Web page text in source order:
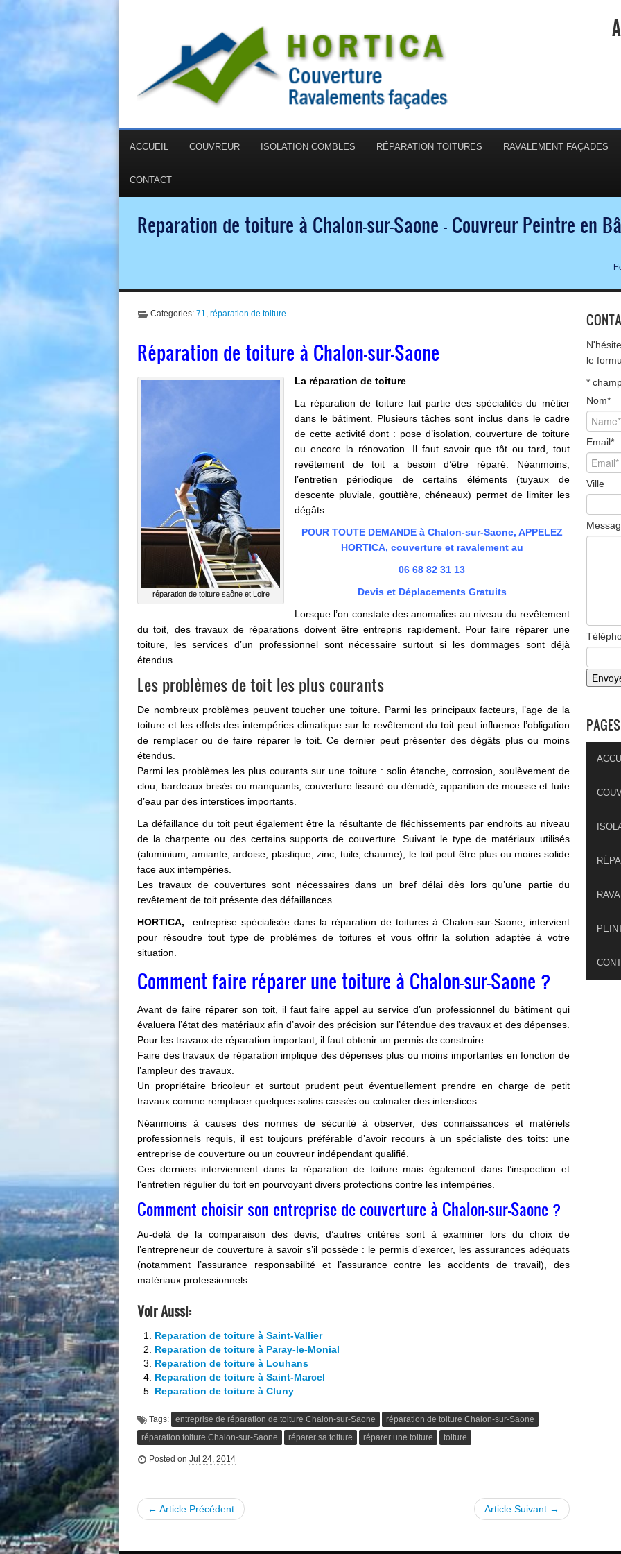
ACCUEIL COUVREUR ISOLATION COMBLES RÉPARATION TOITURES RAVALEMENT FAÇADES
CONTACT
Reparation de toiture à Chalon-sur-Saone - Couvreur Peintre en
Categories: 71, réparation de toiture
Réparation de toiture à Chalon-sur-Saone
réparation de toiture saône et Loire
La réparation de toiture
La réparation de toiture fait partie des spécialités du métier
dans le bâtiment. Plusieurs tâches sont inclus dans le cadre
de cette activité dont : pose d’isolation, couverture de toiture
ou encore la rénovation. Il faut savoir que tôt ou tard, tout
revêtement de toit a besoin d’être réparé. Néanmoins,
l’entretien périodique de certains éléments (tuyaux de
descente pluviale, gouttière, chéneaux) permet de limiter les
dégâts.
POUR TOUTE DEMANDE à Chalon-sur-Saone, APPELEZ
HORTICA, couverture et ravalement au
06 68 82 31 13
Devis et Déplacements Gratuits
Lorsque l’on constate des anomalies au niveau du revêtement
du toit, des travaux de réparations doivent être entrepris rapidement. Pour faire réparer une
toiture, les services d’un professionnel sont nécessaire surtout si les dommages sont déjà
étendus.
Les problèmes de toit les plus courants
De nombreux problèmes peuvent toucher une toiture. Parmi les principaux facteurs, l’age de la
toiture et les effets des intempéries climatique sur le revêtement du toit peut influence l’obligation
de remplacer ou de faire réparer le toit. Ce dernier peut présenter des dégâts plus ou moins
étendus.
Parmi les problèmes les plus courants sur une toiture : solin étanche, corrosion, soulèvement de
clou, bardeaux brisés ou manquants, couverture fissuré ou dénudé, apparition de mousse et fuite
d’eau par des interstices importants.
La défaillance du toit peut également être la résultante de fléchissements par endroits au niveau
de la charpente ou des certains supports de couverture. Suivant le type de matériaux utilisés
(aluminium, amiante, ardoise, plastique, zinc, tuile, chaume), le toit peut être plus ou moins solide
face aux intempéries.
Les travaux de couvertures sont nécessaires dans un bref délai dès lors qu’une partie du
revêtement de toit présente des défaillances.
HORTICA, entreprise spécialisée dans la réparation de toitures à Chalon-sur-Saone, intervient
pour résoudre tout type de problèmes de toitures et vous offrir la solution adaptée à votre
situation.
Comment faire réparer une toiture à Chalon-sur-Saone ?
Avant de faire réparer son toit, il faut faire appel au service d’un professionnel du bâtiment qui
évaluera l’état des matériaux afin d’avoir des précision sur l’étendue des travaux et des dépenses.
Pour les travaux de réparation important, il faut obtenir un permis de construire.
Faire des travaux de réparation implique des dépenses plus ou moins importantes en fonction de
l’ampleur des travaux.
Un propriétaire bricoleur et surtout prudent peut éventuellement prendre en charge de petit
travaux comme remplacer quelques solins cassés ou colmater des interstices.
Néanmoins à causes des normes de sécurité à observer, des connaissances et matériels
professionnels requis, il est toujours préférable d’avoir recours à un spécialiste des toits: une
entreprise de couverture ou un couvreur indépendant qualifié.
Ces derniers interviennent dans la réparation de toiture mais également dans l’inspection et
l’entretien régulier du toit en pourvoyant divers protections contre les intempéries.
Comment choisir son entreprise de couverture à Chalon-sur-Saone ?
Au-delà de la comparaison des devis, d’autres critères sont à examiner lors du choix de
l’entrepreneur de couverture à savoir s’il possède : le permis d’exercer, les assurances adéquats
(notamment l’assurance responsabilité et l’assurance contre les accidents de travail), des
matériaux professionnels.
Voir Aussi:
Reparation de toiture à Saint-Vallier
Reparation de toiture à Paray-le-Monial
Reparation de toiture à Louhans
Reparation de toiture à Saint-Marcel
Reparation de toiture à Cluny
Tags: entreprise de réparation de toiture Chalon-sur-Saone
réparation de toiture Chalon-sur-Saone
réparation toiture Chalon-sur-Saone
réparer sa toiture réparer une toiture toiture
Posted on Jul 24, 2014
← Article Précédent Article Suivant →
le
*
Nom*
Email*
Ville